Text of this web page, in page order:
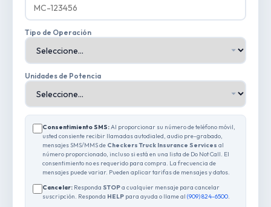
Tipo de Operación
Unidades de Potencia
Consentimiento SMS:Al proporcionar su número de teléfono móvil,
usted consiente recibir llamadas autodialed, audio pre-grabado,
mensajes SMS/MMS de Checkers Truck Insurance Services al
número proporcionado, incluso si está en una lista de Do Not Call. El
consentimiento no es requerido para compra. La frecuencia de
mensajes puede variar. Pueden aplicar tarifas de mensajes y datos.
Cancelar: Responda STOPa cualquier mensaje para cancelar
suscripción. Responda HELP para ayuda o llame al (909) 824-6500.